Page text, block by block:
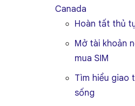
Canada
Hoàn tất thủ
Mở tài khoản
mua SIM
Tìm hiểu giao
sống